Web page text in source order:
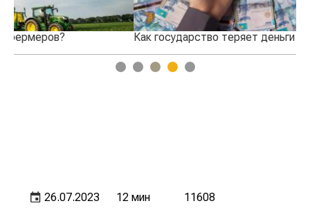
Как государство теряет деньги через СПК?
1 2 3 4 5
26.07.2023 12 мин 11608